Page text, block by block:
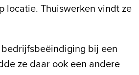
locatie. Thuiswerken vindt ze
bij een
ze daar ook een andere